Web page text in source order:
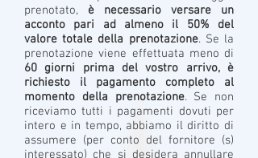
prenotato, è necessario versare un
acconto pari ad almeno il 50% del
valore totale della prenotazione. Se la
prenotazione viene effettuata meno di
60 giorni prima del vostro arrivo, è
richiesto il pagamento completo al
momento della prenotazione. Se non
riceviamo tutti i pagamenti dovuti per
intero e in tempo, abbiamo il diritto di
assumere (per conto del fornitore (s)
interessato) che si desidera annullare